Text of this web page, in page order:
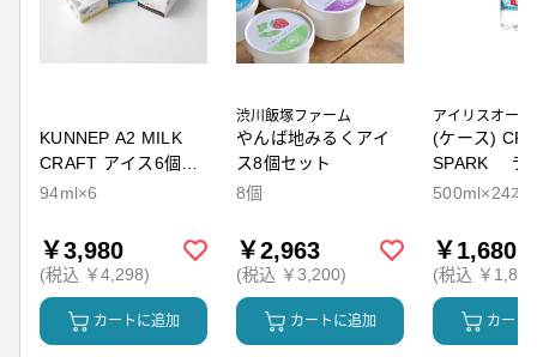
KUNNEP A2 MILK
CRAFT アイス6個セ
ット
94ml×6
￥3,980
(税込 ￥4,298)
カートに追加
渋川飯塚ファーム
やんば地みるくアイ
ス8個セット
8個
￥2,963
(税込 ￥3,200)
カートに追加
アイリスオーヤ
(ケース)
SPARK ラ
500ml×24本
￥1,680
(税込 ￥
カート